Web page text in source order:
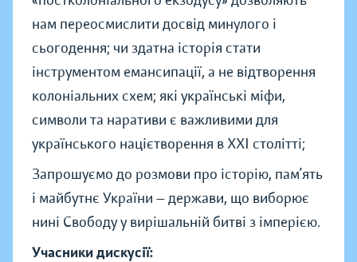
нам переосмислити досвід минулого і
сьогодення; чи здатна історія стати
інструментом емансипації, а не відтворення
колоніальних схем; які українські міфи,
символи та наративи є важливими для
українського націєтворення в ХХІ столітті;
Запрошуємо до розмови про історію, пам’ять
і майбутнє України — держави, що виборює
нині Свободу у вирішальній битві з імперією.
Учасники дискусії: